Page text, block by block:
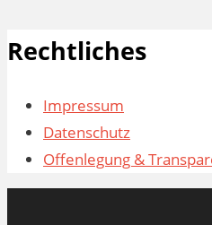
Rechtliches
Impressum
Datenschutz
Offenlegung &